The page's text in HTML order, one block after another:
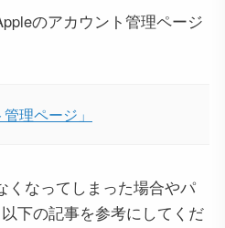
のアカウント管理ページ
理ページ」
くなってしまった場合やパ
下の記事を参考にしてくだ